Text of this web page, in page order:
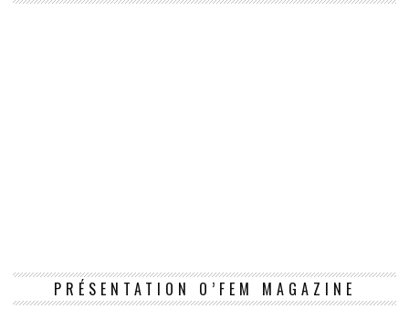
PRÉSENTATION O’FEM MAGAZINE